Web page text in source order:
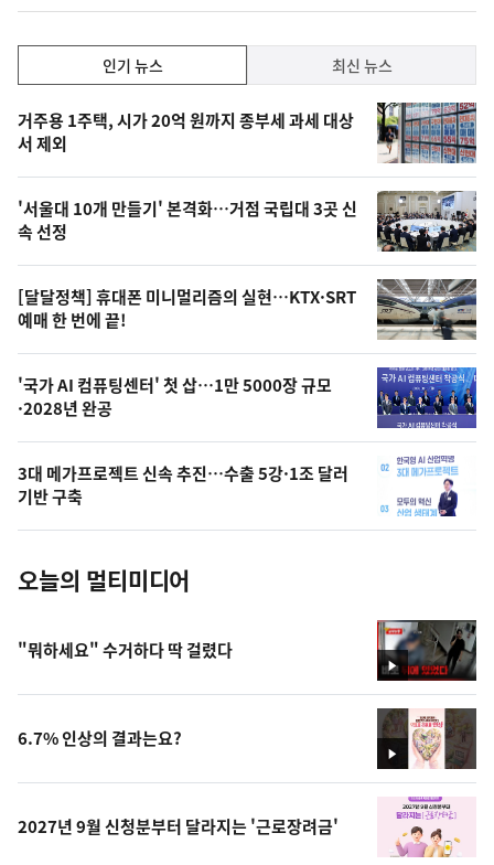
기,
최
신,
오
늘
의
영
상
오
의
사
진
인기 뉴스 최신 뉴스
기
뉴
스
거주용 1주택, 시가 20억 원까지 종부세 과세 대상
서 제외
'서울대 10개 만들기' 본격화…거점 국립대 3곳 신
속 선정
[달달정책] 휴대폰 미니멀리즘의 실현…KTX·SRT
예매 한 번에 끝!
'국가 AI 컴퓨팅센터' 첫 삽…1만 5000장 규모
·2028년 완공
3대 메가프로젝트 신속 추진…수출 5강·1조 달러
기반 구축
오늘의 멀티미디어
영
상
"뭐하세요" 수거하다 딱 걸렸다
영
상
6.7% 인상의 결과는요?
2027년 9월 신청분부터 달라지는 '근로장려금'